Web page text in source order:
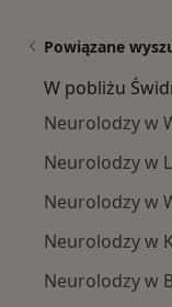
Powiązane
W pobliżu
Neurolodzy w
Neurolodzy w
Neurolodzy w
Neurolodzy w
Neurolodzy w